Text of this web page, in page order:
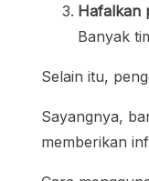
Hafalkan
Banyak
Selain itu,
Sayangnya,
memberikan